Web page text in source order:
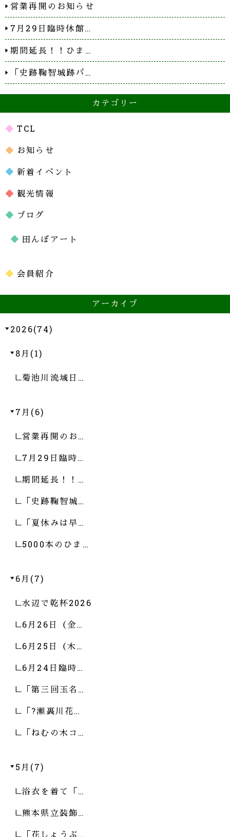
営業再開のお知らせ
7月29日臨時休館…
期間延長！！ひま…
「史跡鞠智城跡パ…
カテゴリー
TCL
お知らせ
新着イベント
観光情報
ブログ
田んぼアート
会員紹介
アーカイブ
2026(74)
8月(1)
菊池川流域日…
7月(6)
営業再開のお…
7月29日臨時…
期間延長！！…
「史跡鞠智城…
「夏休みは早…
5000本のひま…
6月(7)
水辺で乾杯2026
6月26日（金…
6月25日（木…
6月24日臨時…
「第三回玉名…
「?瀬裏川花…
「ねむの木コ…
5月(7)
浴衣を着て「…
熊本県立装飾…
「花しょうぶ…